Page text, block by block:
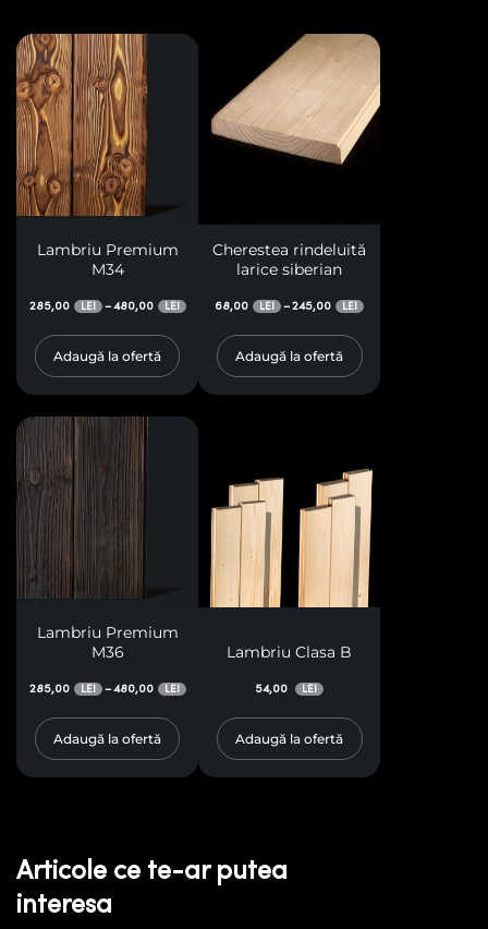
Lambriu Premium
M34
285,00 LEI –480,00 LEI
Adaugă la ofertă
Cherestea rindeluită
larice siberian
68,00 LEI –245,00 LEI
Adaugă la ofertă
Lambriu Premium
M36
285,00 LEI –480,00 LEI
Adaugă la ofertă
Lambriu Clasa B
54,00 LEI
Adaugă la ofertă
Articole ce te-ar putea
interesa